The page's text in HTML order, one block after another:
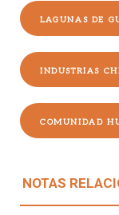
LAGUNAS DE
INDUSTRIAS
COMUNIDAD
NOTAS